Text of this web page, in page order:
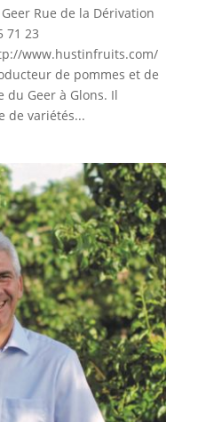
Rue de la Dérivation
71 23
www.hustinfruits.com/
de pommes et de
du Geer à Glons. Il
de variétés...